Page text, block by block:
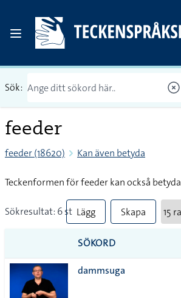
Sök:
feeder
feeder (18620) Kan även betyda
Teckenformen för feeder kan också betyda
Sökresultat: 6 st Lägg
till
alla i
Skapa
SÖKORD
dammsuga